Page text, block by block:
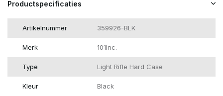
Productspecificaties
Artikelnummer 359926-BLK
Merk 101Inc.
Type Light Rifle Hard Case
Kleur Black